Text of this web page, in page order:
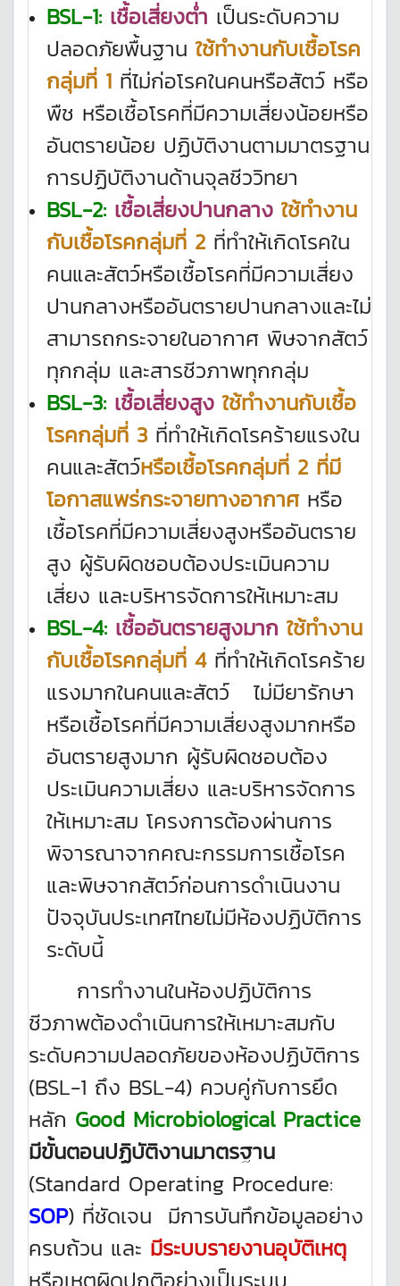
BSL-1: เชื้อเสี่ยงต่ำ เป็นระดับความ
ปลอดภัยพื้นฐาน ใช้ทํางานกับเชื้อโรค
กลุ่มที่ 1 ที่ไม่ก่อโรคในคนหรือสัตว์ หรือ
พืช หรือเชื้อโรคที่มีความเสี่ยงน้อยหรือ
อันตรายน้อย ปฏิบัติงานตามมาตรฐาน
การปฏิบัติงานด้านจุลชีววิทยา
BSL-2: เชื้อเสี่ยงปานกลาง ใช้ทํางาน
กับเชื้อโรคกลุ่มที่ 2 ที่ทําให้เกิดโรคใน
คนและสัตว์หรือเชื้อโรคที่มีความเสี่ยง
ปานกลางหรืออันตรายปานกลางและไม่
สามารถกระจายในอากาศ พิษจากสัตว์
ทุกกลุ่ม และสารชีวภาพทุกกลุ่ม
BSL-3: เชื้อเสี่ยงสูง ใช้ทํางานกับเชื้อ
โรคกลุ่มที่ 3 ที่ทําให้เกิดโรคร้ายแรงใน
คนและสัตว์หรือเชื้อโรคกลุ่มที่ 2 ที่มี
โอกาสแพร่กระจายทางอากาศ หรือ
เชื้อโรคที่มีความเสี่ยงสูงหรืออันตราย
สูง ผู้รับผิดชอบต้องประเมินความ
เสี่ยง และบริหารจัดการให้เหมาะสม
BSL-4: เชื้ออันตรายสูงมาก ใช้ทํางาน
กับเชื้อโรคกลุ่มที่ 4ที่ทําให้เกิดโรคร้าย
แรงมากในคนและสัตว์ ไม่มียารักษา
หรือเชื้อโรคที่มีความเสี่ยงสูงมากหรือ
อันตรายสูงมาก ผู้รับผิดชอบต้อง
ประเมินความเสี่ยง และบริหารจัดการ
ให้เหมาะสม โครงการต้องผ่านการ
พิจารณาจากคณะกรรมการเชื้อโรค
และพิษจากสัตว์ก่อนการดําเนินงาน
ปัจจุบันประเทศไทยไม่มีห้องปฏิบัติการ
ระดับนี้
การทำงานในห้องปฏิบัติการ
ชีวภาพต้องดำเนินการให้เหมาะสมกับ
ระดับความปลอดภัยของห้องปฏิบัติการ
(BSL-1 ถึง BSL-4) ควบคู่กับการยึด
หลัก Good Microbiological Practice
มีขั้นตอนปฏิบัติงานมาตรฐาน
(Standard Operating Procedure:
SOP) ที่ชัดเจน มีการบันทึกข้อมูลอย่าง
ครบถ้วน และ มีระบบรายงานอุบัติเหตุ